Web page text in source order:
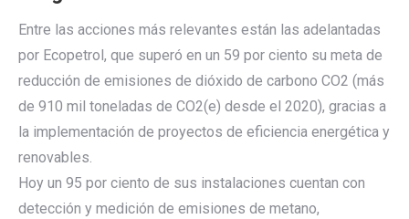
Entre las acciones más relevantes están las adelantadas
por Ecopetrol, que superó en un 59 por ciento su meta de
reducción de emisiones de dióxido de carbono CO2 (más
de 910 mil toneladas de CO2(e) desde el 2020), gracias a
la implementación de proyectos de eficiencia energética y
renovables.
Hoy un 95 por ciento de sus instalaciones cuentan con
detección y medición de emisiones de metano,